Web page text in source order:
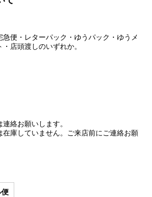
便・レターパック・ゆうパック・ゆうメ
店頭渡しのいずれか。
絡お願いします。
在庫していません。ご来店前にご連絡お願
便